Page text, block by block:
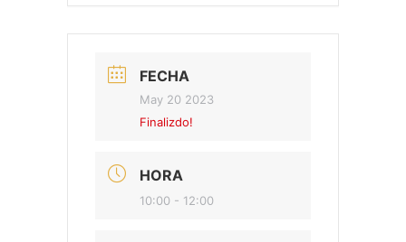
FECHA
May 20 2023
Finalizdo!
HORA
10:00 - 12:00